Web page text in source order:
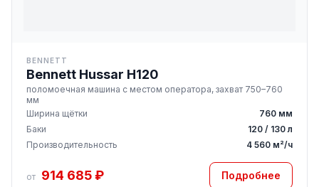
BENNETT
Bennett Hussar H120
поломоечная машина с местом оператора, захват 750–760
мм
Ширина щётки
760 мм
Баки
120 / 130 л
Производительность
4 560 м²/ч
от 914 685 ₽ Подробнее